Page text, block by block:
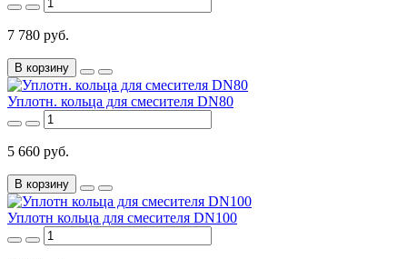
7 780 руб.
В корзину
Уплотн. кольца для смесителя DN80
5 660 руб.
В корзину
Уплотн кольца для смесителя DN100